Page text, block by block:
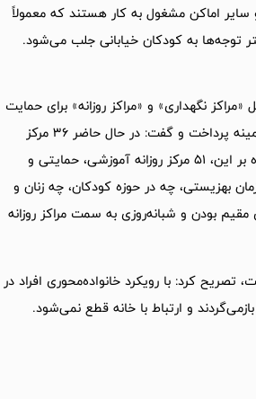
سایر اماکن مشغول به کار هستند که معمولاً
توجه‌ها به کودکان خیابانی جلب می‌شود.
نگهداری» و «مراکز روزانه» برای حمایت
از این کودکان وجود دارد، به ساختار حمایتی سازمان بهزیستی در این زمینه پرداخت و گفت: در حال حاضر 36 مرکز
نگهداری وجود دارد که 18 مرکز دولتی و 18 مرکز غیردولتی هستند، علاوه بر این،‌ 51 مرکز روزانه آموزشی، حمایتی و
بهزیستی، چه در حوزه کودکان، چه زنان و
بودن و شبانه‌روزی به سمت مراکز روزانه
تصریح کرد: با رویکرد خانواده‌محوری افراد در
و ارتباط با خانه قطع نمی‌شود.